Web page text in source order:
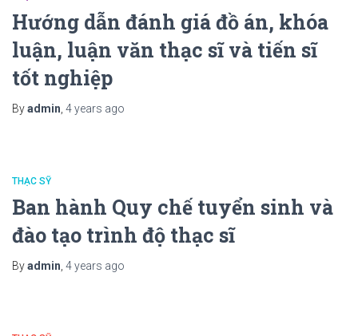
Hướng dẫn đánh giá đồ án, khóa
luận, luận văn thạc sĩ và tiến sĩ
tốt nghiệp
Byadmin 4 years ago
THẠC SỸ
Ban hành Quy chế tuyển sinh và
đào tạo trình độ thạc sĩ
Byadmin 4 years ago